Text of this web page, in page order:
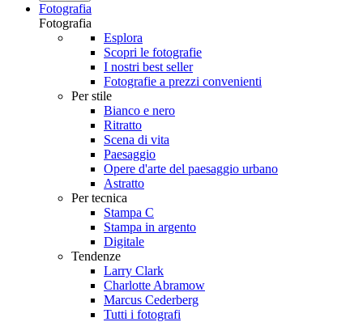
Fotografia
Fotografia
Esplora
Scopri le fotografie
I nostri best seller
Fotografie a prezzi convenienti
Per stile
Bianco e nero
Ritratto
Scena di vita
Paesaggio
Opere d'arte del paesaggio urbano
Astratto
Per tecnica
Stampa C
Stampa in argento
Digitale
Tendenze
Larry Clark
Charlotte Abramow
Marcus Cederberg
Tutti i fotografi